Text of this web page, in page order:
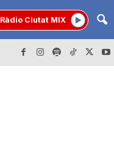
Ràdio Ciutat MIX